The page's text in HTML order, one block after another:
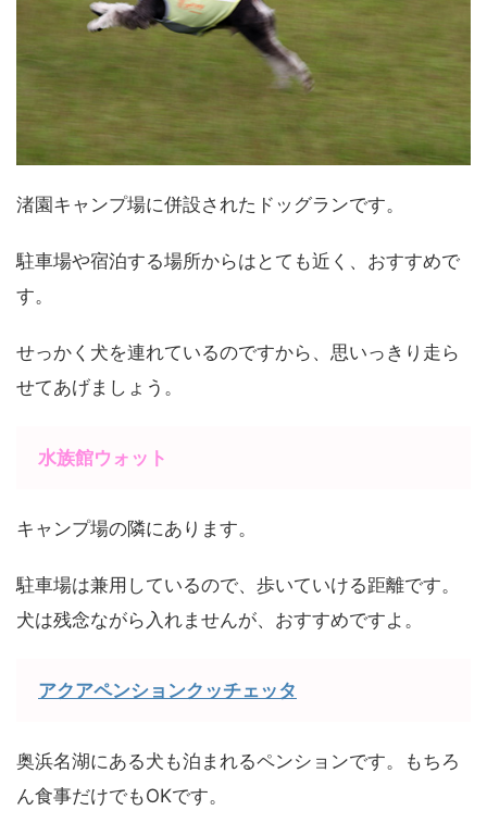
渚園キャンプ場に併設されたドッグランです。
駐車場や宿泊する場所からはとても近く、おすすめで
す。
せっかく犬を連れているのですから、思いっきり走ら
せてあげましょう。
水族館ウォット
キャンプ場の隣にあります。
駐車場は兼用しているので、歩いていける距離です。
犬は残念ながら入れませんが、おすすめですよ。
アクアペンションクッチェッタ
奥浜名湖にある犬も泊まれるペンションです。もちろ
ん食事だけでもOKです。